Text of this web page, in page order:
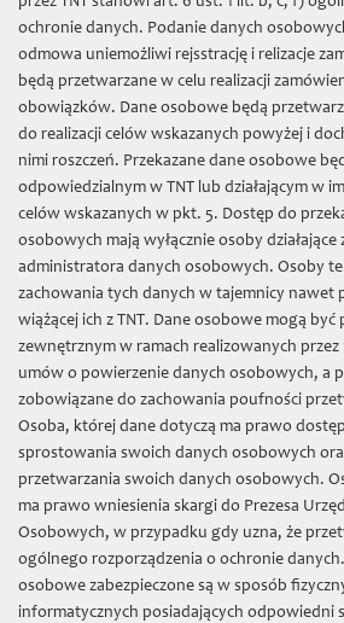
TNT
Nowości
Filologiczno filozoficzna
Fontes
Popularnonaukowe
Poza seriami
Prace Archeologiczne
Roczniki Towarzystwa Naukowego
Sectio D (Botanica)
Sectio E (Zoologia)
Sectio F (Astronomia)
ochronie danych. Podanie danych
odmowa uniemożliwi rejsstrację i relizacje
będą przetwarzane w celu realizacji
obowiązków. Dane osobowe będą
do realizacji celów wskazanych powyżej i
nimi roszczeń. Przekazane dane osobowe
odpowiedzialnym w TNT lub działającym w
celów wskazanych w pkt. 5. Dostęp do
osobowych mają wyłącznie osoby działające
administratora danych osobowych. Osoby
zachowania tych danych w tajemnicy nawet
wiążącej ich z TNT. Dane osobowe mogą
zewnętrznym w ramach realizowanych przez
umów o powierzenie danych osobowych, a
zobowiązane do zachowania poufności
Osoba, której dane dotyczą ma prawo
sprostowania swoich danych osobowych
przetwarzania swoich danych osobowych.
ma prawo wniesienia skargi do Prezesa
Osobowych, w przypadku gdy uzna, że
ogólnego rozporządzenia o ochronie
osobowe zabezpieczone są w sposób
informatycznych posiadających odpowiedni